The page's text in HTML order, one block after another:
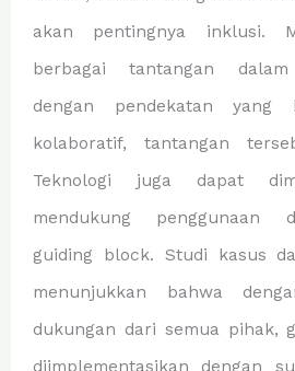
akan pentingnya inklusi.
berbagai tantangan dalam
dengan pendekatan yang
kolaboratif, tantangan
Teknologi juga dapat
mendukung penggunaan
guiding block. Studi kasus
menunjukkan bahwa
dukungan dari semua pihak,
diimplementasikan dengan